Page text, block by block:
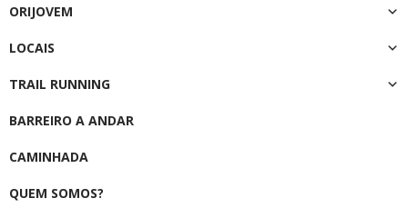
ORIJOVEM
LOCAIS
TRAIL RUNNING
BARREIRO A ANDAR
CAMINHADA
QUEM SOMOS?